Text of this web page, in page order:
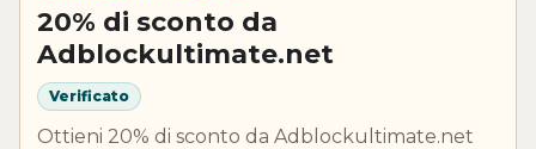
20% di sconto da
Adblockultimate.net
Verificato
Ottieni 20% di sconto da Adblockultimate.net